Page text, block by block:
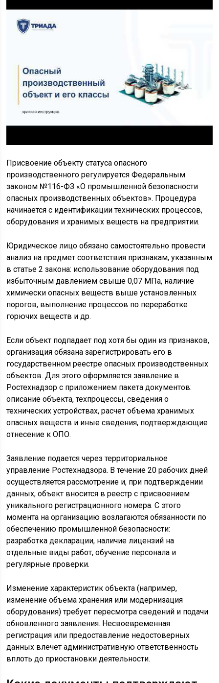
Присвоение объекту статуса опасного
производственного регулируется Федеральным
законом №116-ФЗ «О промышленной безопасности
опасных производственных объектов». Процедура
начинается с идентификации технических процессов,
оборудования и хранимых веществ на предприятии.
Юридическое лицо обязано самостоятельно провести
анализ на предмет соответствия признакам, указанным
в статье 2 закона: использование оборудования под
избыточным давлением свыше 0,07 МПа, наличие
химически опасных веществ выше установленных
порогов, выполнение процессов по переработке
горючих веществ и др.
Если объект подпадает под хотя бы один из признаков,
организация обязана зарегистрировать его в
государственном реестре опасных производственных
объектов. Для этого оформляется заявление в
Ростехнадзор с приложением пакета документов:
описание объекта, техпроцессы, сведения о
технических устройствах, расчет объема хранимых
опасных веществ и иные сведения, подтверждающие
отнесение к ОПО.
Заявление подается через территориальное
управление Ростехнадзора. В течение 20 рабочих дней
осуществляется рассмотрение и, при подтверждении
данных, объект вносится в реестр с присвоением
уникального регистрационного номера. С этого
момента на организацию возлагаются обязанности по
обеспечению промышленной безопасности:
разработка декларации, наличие лицензий на
отдельные виды работ, обучение персонала и
регулярные проверки.
Изменение характеристик объекта (например,
изменение объема хранения или модернизация
оборудования) требует пересмотра сведений и подачи
обновленного заявления. Несвоевременная
регистрация или предоставление недостоверных
данных влечет административную ответственность
вплоть до приостановки деятельности.